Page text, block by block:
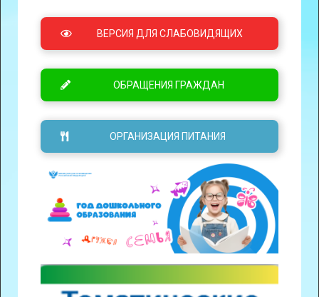
ВЕРСИЯ ДЛЯ СЛАБОВИДЯЩИХ
ОБРАЩЕНИЯ ГРАЖДАН
ОРГАНИЗАЦИЯ ПИТАНИЯ